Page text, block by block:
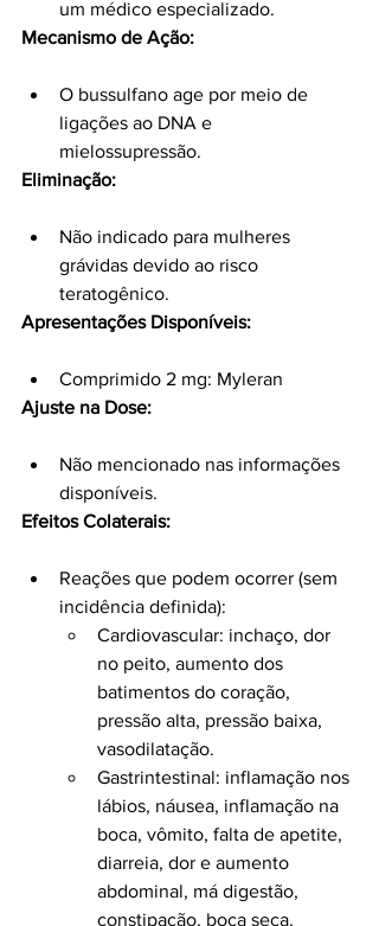
um médico especializado.
Mecanismo de Ação:
O bussulfano age por meio de
ligações ao DNA e
mielossupressão.
Eliminação:
Não indicado para mulheres
grávidas devido ao risco
teratogênico.
Apresentações Disponíveis:
Comprimido 2 mg: Myleran
Ajuste na Dose:
Não mencionado nas informações
disponíveis.
Efeitos Colaterais:
Reações que podem ocorrer (sem
incidência definida):
Cardiovascular: inchaço, dor
no peito, aumento dos
batimentos do coração,
pressão alta, pressão baixa,
vasodilatação.
Gastrintestinal: inflamação nos
lábios, náusea, inflamação na
boca, vômito, falta de apetite,
diarreia, dor e aumento
abdominal, má digestão,
constipação, boca seca,